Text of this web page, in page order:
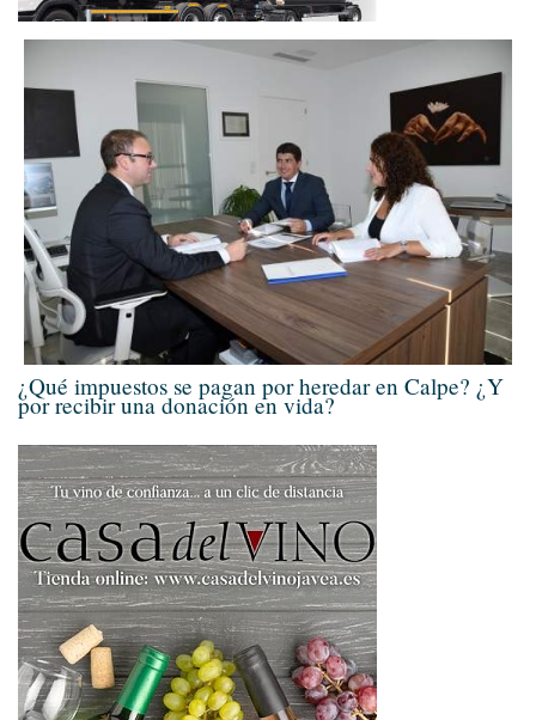
¿Qué impuestos se pagan por heredar en Calpe? ¿Y
por recibir una donación en vida?